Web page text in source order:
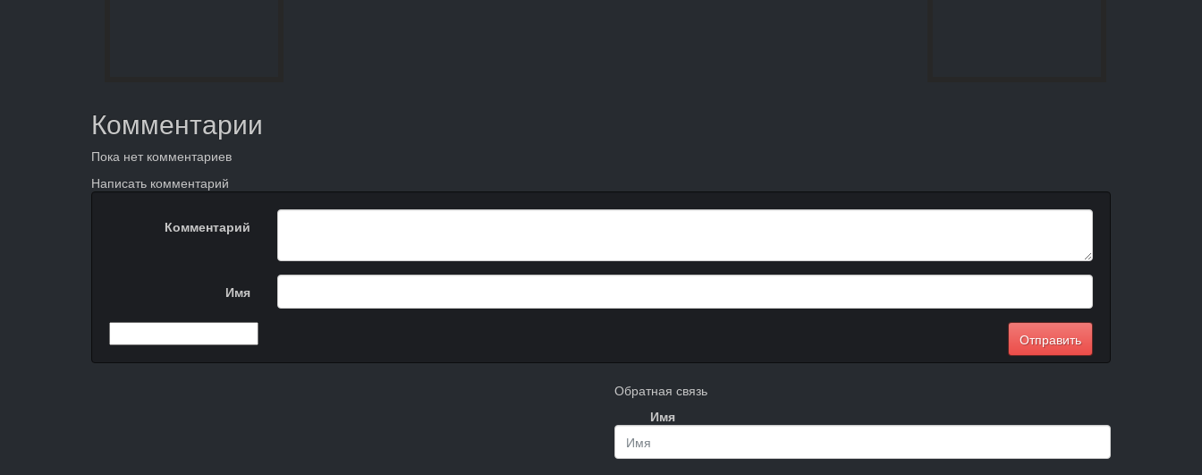
Комментарии
Пока нет комментариев
Написать комментарий
Комментарий
Имя
Обратная связь
Имя